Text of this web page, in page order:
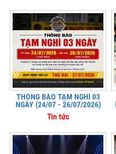
THÔNG BÁO TẠM NGHỈ 03
NGÀY (24/07 - 26/07/2026)
Tin tức